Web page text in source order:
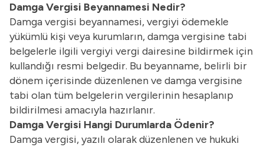
Damga Vergisi Beyannamesi Nedir?
Damga vergisi beyannamesi, vergiyi ödemekle
yükümlü kişi veya kurumların, damga vergisine tabi
belgelerle ilgili vergiyi vergi dairesine bildirmek için
kullandığı resmi belgedir. Bu beyanname, belirli bir
dönem içerisinde düzenlenen ve damga vergisine
tabi olan tüm belgelerin vergilerinin hesaplanıp
bildirilmesi amacıyla hazırlanır.
Damga Vergisi Hangi Durumlarda Ödenir?
Damga vergisi, yazılı olarak düzenlenen ve hukuki